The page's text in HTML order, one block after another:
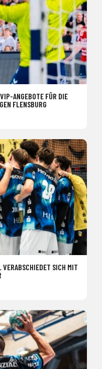
ANGEBOTE FÜR DIE
FLENSBURG
SICH MIT